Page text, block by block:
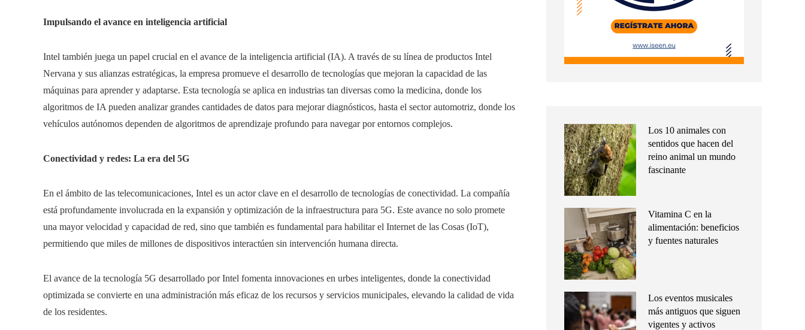
Impulsando el avance en inteligencia artificial
Intel también juega un papel crucial en el avance de la inteligencia artificial (IA). A través de su línea de productos Intel
Nervana y sus alianzas estratégicas, la empresa promueve el desarrollo de tecnologías que mejoran la capacidad de las
máquinas para aprender y adaptarse. Esta tecnología se aplica en industrias tan diversas como la medicina, donde los
algoritmos de IA pueden analizar grandes cantidades de datos para mejorar diagnósticos, hasta el sector automotriz, donde los
vehículos autónomos dependen de algoritmos de aprendizaje profundo para navegar por entornos complejos.
Conectividad y redes: La era del 5G
En el ámbito de las telecomunicaciones, Intel es un actor clave en el desarrollo de tecnologías de conectividad. La compañía
está profundamente involucrada en la expansión y optimización de la infraestructura para 5G. Este avance no solo promete
una mayor velocidad y capacidad de red, sino que también es fundamental para habilitar el Internet de las Cosas (IoT),
permitiendo que miles de millones de dispositivos interactúen sin intervención humana directa.
El avance de la tecnología 5G desarrollado por Intel fomenta innovaciones en urbes inteligentes, donde la conectividad
optimizada se convierte en una administración más eficaz de los recursos y servicios municipales, elevando la calidad de vida
de los residentes.
Los 10 animales con
sentidos que hacen del
reino animal un mundo
fascinante
Vitamina C en la
alimentación: beneficios
y fuentes naturales
Los eventos musicales
más antiguos que siguen
vigentes y activos